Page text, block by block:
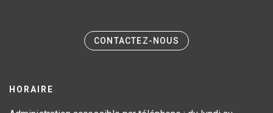
CONTACTEZ-NOUS
HORAIRE